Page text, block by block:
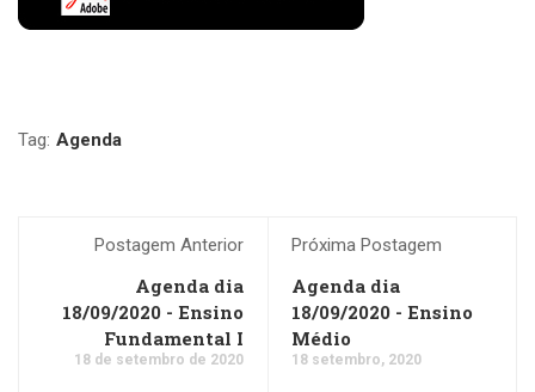
Tag: Agenda
Postagem Anterior
Agenda dia
18/09/2020 - Ensino
Fundamental I
18 de setembro de 2020
Próxima Postagem
Agenda dia
18/09/2020 - Ensino
Médio
18 setembro, 2020